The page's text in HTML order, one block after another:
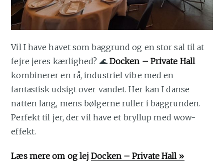
Vil I have havet som baggrund og en stor sal til at
fejre jeres kærlighed? 🌊 Docken – Private Hall
kombinerer en rå, industriel vibe med en
fantastisk udsigt over vandet. Her kan I danse
natten lang, mens bølgerne ruller i baggrunden.
Perfekt til jer, der vil have et bryllup med wow-
effekt.
Læs mere om og lejDocken – Private Hall »